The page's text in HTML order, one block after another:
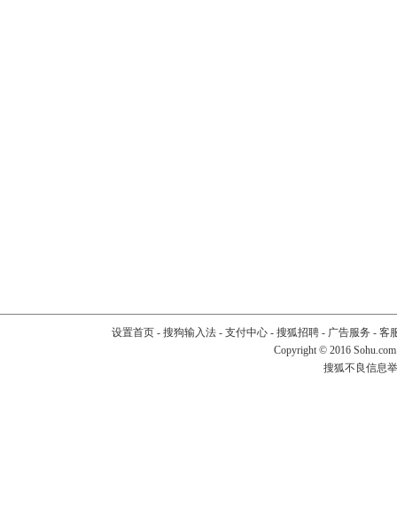
设置首页- 搜狗输入法- 支付中心- 搜狐招聘- 广告服务 - 客
Copyright © 2016
搜狐不良信息